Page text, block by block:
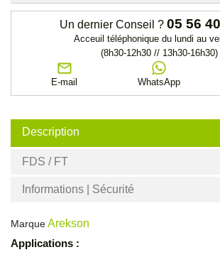
Un dernier Conseil ? 05 56
Acceuil téléphonique du lundi au
(8h30-12h30 // 13h30-16h30)
E-mail WhatsApp
Description
FDS / FT
Informations | Sécurité
MarqueArekson
Applications :